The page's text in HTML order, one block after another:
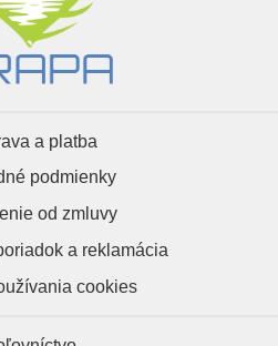
a platba
podmienky
od zmluvy
a reklamácia
cookies